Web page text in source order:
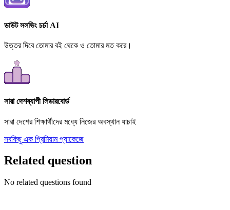
ডাউট সলভিং চর্চা AI
উত্তর দিবে তোমার বই থেকে ও তোমার মত করে।
সারা দেশব্যাপী লিডারবোর্ড
সারা দেশের শিক্ষার্থীদের মধ্যে নিজের অবস্থান যাচাই
সবকিছু এক প্রিমিয়াম প্যাকেজে
Related question
No related questions found